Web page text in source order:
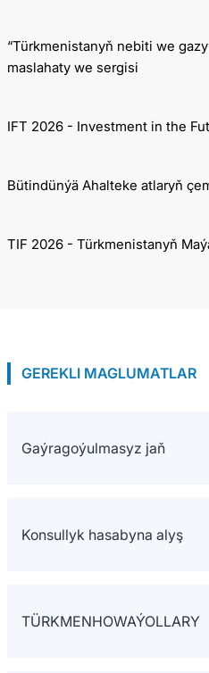
“Türkmenistanyň nebiti we
maslahaty we sergisi
IFT 2026 - Investment in the
Bütindünýä Ahalteke atlaryň
TIF 2026 - Türkmenistanyň
GEREKLI MAGLUMATLAR
Gaýragoýulmasyz jaň
Konsullyk hasabyna alyş
TÜRKMENHOWAÝOLLARY